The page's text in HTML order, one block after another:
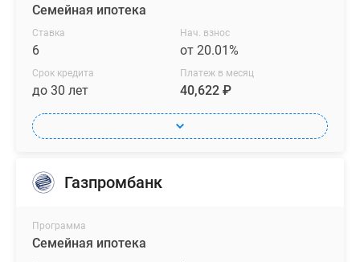
Семейная ипотека
Ставка
6
Нач. взнос
от 20.01%
Срок кредита
до 30 лет
Платеж в месяц
40,622 ₽
Газпромбанк
Программа
Семейная ипотека